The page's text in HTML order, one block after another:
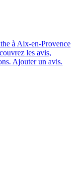
à Aix-en-Provence
les avis,
Ajouter un avis.